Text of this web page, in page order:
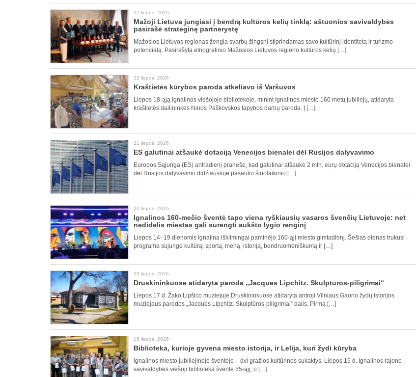
22 liepos, 2026
Mažoji Lietuva jungiasi į bendrą kultūros kelių tinklą: aštuonios savivaldybės
pasirašė strateginę partnerystę
Mažosios Lietuvos regionas žengia svarbų žingsnį stiprindamas savo kultūrinį identitetą ir turizmo
potencialą. Pasirašyta etnografinio Mažosios Lietuvos regiono kultūros kelių […]
22 liepos, 2026
Kraštietės kūrybos paroda atkeliavo iš Varšuvos
Liepos 18-ąją Ignalinos viešojoje bibliotekoje, minint Ignalinos miesto 160 metų jubiliejų, atidaryta
kraštietės dailininkės Ninos Paškovskos tapybos darbų paroda. Į […]
21 liepos, 2026
ES galutinai atšaukė dotaciją Venecijos bienalei dėl Rusijos dalyvavimo
Europos Sąjunga (ES) antradienį pranešė, kad galutinai atšaukė 2 mln. eurų dotaciją Venecijos bienalei
dėl Rusijos dalyvavimo didžiausioje pasaulio šiuolaikinio […]
20 liepos, 2026
Ignalinos 160-mečio šventė tapo viena ryškiausių vasaros švenčių Lietuvoje: net
nedidelis miestas gali surengti aukšto lygio renginį
Liepos 14–19 dienomis Ignalina iškilmingai paminėjo 160-ąjį miesto gimtadienį. Šešias dienas trukusi
programa sujungė kultūrą, sportą, meną, istoriją, bendruomeniškumą ir […]
20 liepos, 2026
Druskininkuose atidaryta paroda „Jacques Lipchitz. Skulptūros-piligrimai“
Liepos 17 d. Žako Lipšico muziejuje Druskininkuose atidaryta antroji Vilniaus Gaono žydų istorijos
muziejaus parodos „Jacques Lipchitz. Skulptūros-piligrimai“ dalis. Pirmą […]
16 liepos, 2026
Biblioteka, kurioje gyvena miesto istorija, ir Lelija, kuri žydi kūryba
Ignalinos miesto jubiliejinėje šventėje – dvi gražios kultūrinės sukaktys. Liepos 15 d. Ignalinos rajono
savivaldybės viešoji biblioteka šventė 85-ąjį, o […]